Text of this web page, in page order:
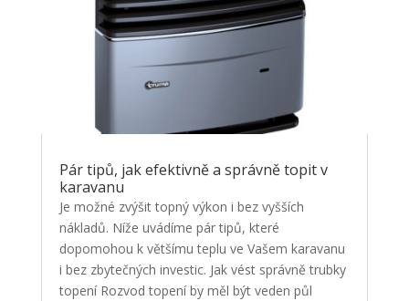
Pár tipů, jak efektivně a správně topit v
karavanu
Je možné zvýšit topný výkon i bez vyšších
nákladů. Níže uvádíme pár tipů, které
dopomohou k většímu teplu ve Vašem karavanu
i bez zbytečných investic. Jak vést správně trubky
topení Rozvod topení by měl být veden půl